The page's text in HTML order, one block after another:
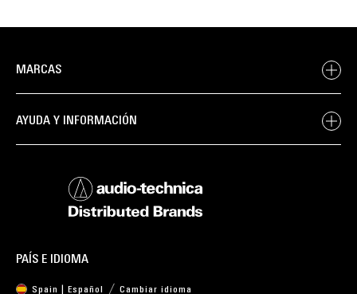
MARCAS
AYUDA Y INFORMACIÓN
PAÍS E IDIOMA
Spain | Español Cambiar idioma